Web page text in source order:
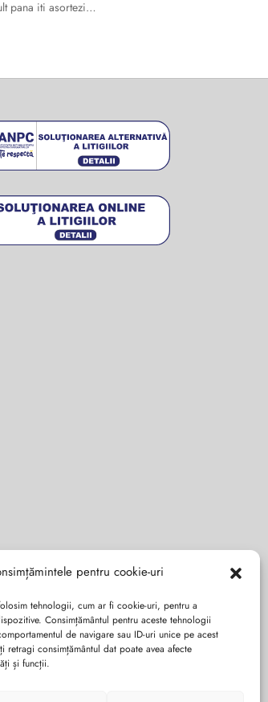
pentru cookie-uri
tehnologii, cum ar fi cookie-uri, pentru a
Consimțământul pentru aceste tehnologii
de navigare sau ID-uri unice pe acest
retragi consimțământul dat poate avea afecte
și funcții.
pana iti asortezi…